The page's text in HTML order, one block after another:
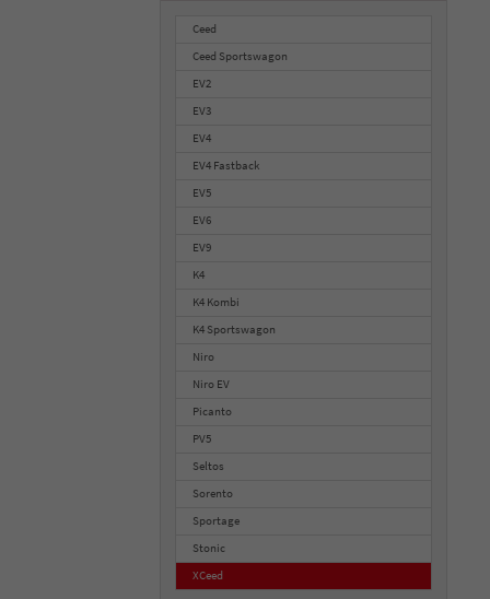
Ceed
Ceed Sportswagon
EV2
EV3
EV4
EV4 Fastback
EV5
EV6
EV9
K4
K4 Kombi
K4 Sportswagon
Niro
Niro EV
Picanto
PV5
Seltos
Sorento
Sportage
Stonic
XCeed